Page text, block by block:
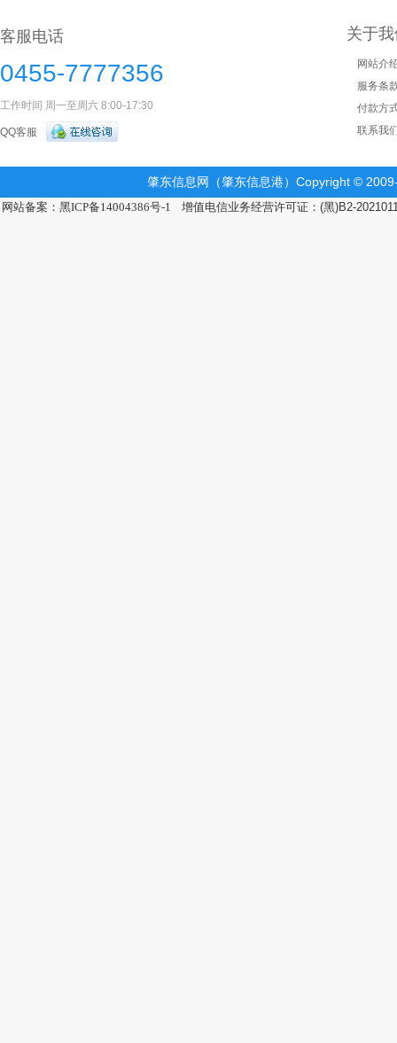
客服电话
0455-7777356
工作时间 周一至周六 8:00-17:30
QQ客服
关于
网站介
服务条
付款方
联系我
肇东信息网（肇东信息港）Copyright ©
网站备案：黑ICP备14004386号-1 增值电信业务经营许可证：(黑)B2-